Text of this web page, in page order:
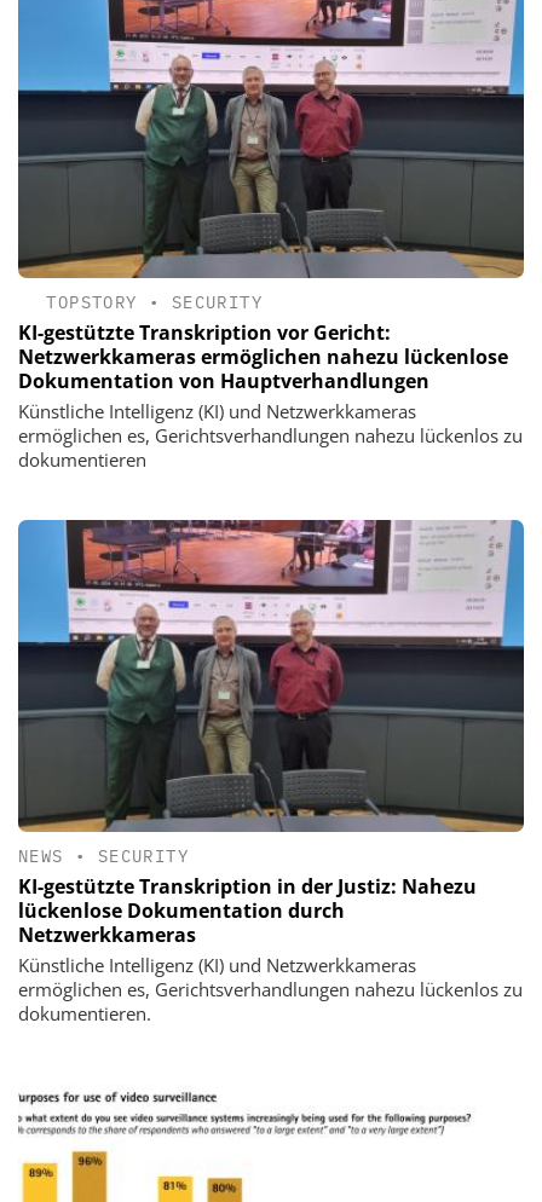
TOPSTORY • SECURITY
KI-gestützte Transkription vor Gericht:
Netzwerkkameras ermöglichen nahezu lückenlose
Dokumentation von Hauptverhandlungen
Künstliche Intelligenz (KI) und Netzwerkkameras
ermöglichen es, Gerichtsverhandlungen nahezu lückenlos zu
dokumentieren
NEWS • SECURITY
KI-gestützte Transkription in der Justiz: Nahezu
lückenlose Dokumentation durch
Netzwerkkameras
Künstliche Intelligenz (KI) und Netzwerkkameras
ermöglichen es, Gerichtsverhandlungen nahezu lückenlos zu
dokumentieren.